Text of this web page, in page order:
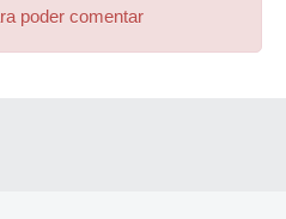
poder comentar